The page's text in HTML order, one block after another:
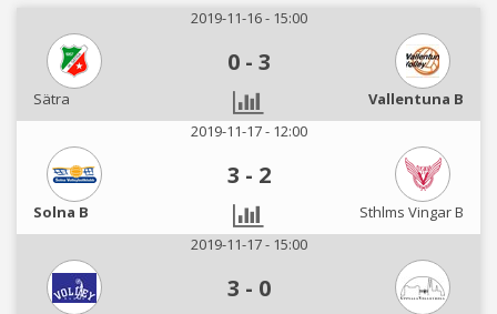
2019-11-16 - 15:00
0 - 3
Sätra
Vallentuna B
2019-11-17 - 12:00
3 - 2
Solna B
Sthlms Vingar B
2019-11-17 - 15:00
3 - 0